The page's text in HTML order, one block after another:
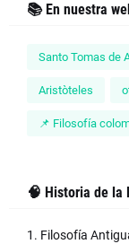
📚 En nuestra
Santo Tomas de
Aristòteles
📌 Filosofía
🧠 Historia de la
1. Filosofía